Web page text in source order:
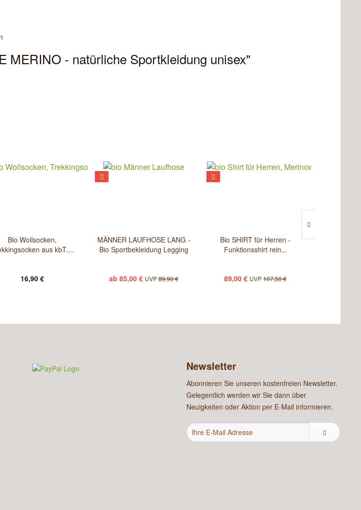
MERINO - natürliche Sportkleidung unisex"
Bio Wollsocken,
aus kbT....
16,90 €
MÄNNER LAUFHOSE LANG -
Bio Sportbekleidung Legging
ab 85,00 € UVP89,90 €
Bio SHIRT für Herren -
Funktionsshirt rein...
89,00 € UVP107,50 €
Newsletter
Abonnieren Sie unseren kostenfreien Newsletter.
Gelegentlich werden wir Sie dann über
Neuigkeiten oder Aktion per E-Mail informieren.